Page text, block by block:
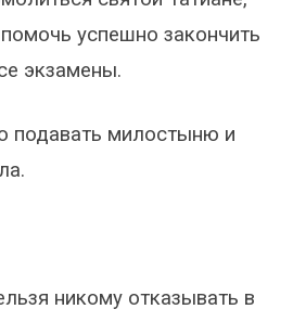
успешно закончить
экзамены.
подавать милостыню и
никому отказывать в